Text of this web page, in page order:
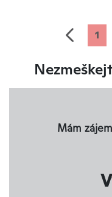
1
Mám